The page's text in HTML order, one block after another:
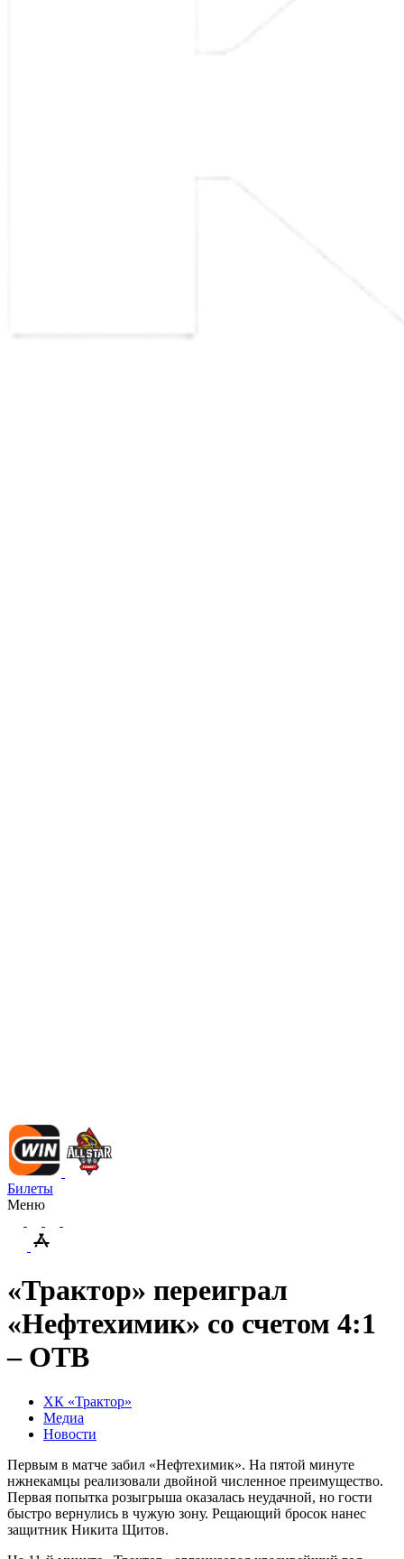
Билеты
Меню
«Трактор» переиграл
«Нефтехимик» со счетом 4:1
– ОТВ
ХК «Трактор»
Медиа
Новости
Первым в матче забил «Нефтехимик». На пятой минуте
нжнекамцы реализовали двойной численное преимущество.
Первая попытка розыгрыша оказалась неудачной, но гости
быстро вернулись в чужую зону. Рещающий бросок нанес
защитник Никита Щитов.